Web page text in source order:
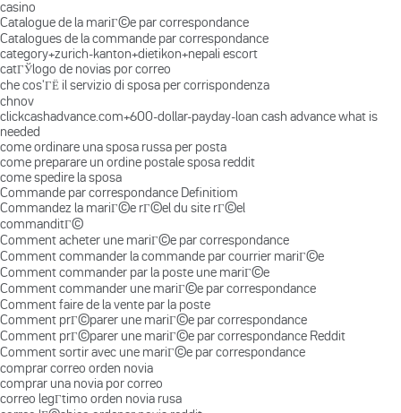
casino
Catalogue de la mariГ©e par correspondance
Catalogues de la commande par correspondance
category+zurich-kanton+dietikon+nepali escort
catГЎlogo de novias por correo
che cos'ГЁ il servizio di sposa per corrispondenza
chnov
clickcashadvance.com+600-dollar-payday-loan cash advance what is
needed
come ordinare una sposa russa per posta
come preparare un ordine postale sposa reddit
come spedire la sposa
Commande par correspondance Definitiom
Commandez la mariГ©e rГ©el du site rГ©el
commanditГ©
Comment acheter une mariГ©e par correspondance
Comment commander la commande par courrier mariГ©e
Comment commander par la poste une mariГ©e
Comment commander une mariГ©e par correspondance
Comment faire de la vente par la poste
Comment prГ©parer une mariГ©e par correspondance
Comment prГ©parer une mariГ©e par correspondance Reddit
Comment sortir avec une mariГ©e par correspondance
comprar correo orden novia
comprar una novia por correo
correo legГ­timo orden novia rusa